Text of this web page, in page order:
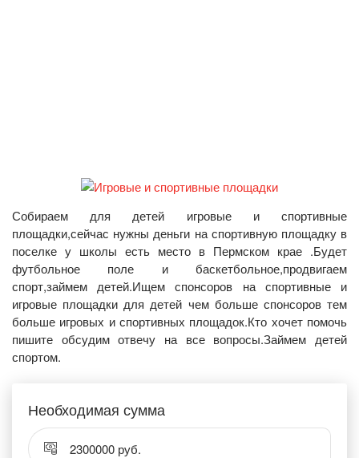
Собираем для детей игровые и спортивные
площадки,сейчас нужны деньги на спортивную площадку в
поселке у школы есть место в Пермском крае .Будет
футбольное поле и баскетбольное,продвигаем
спорт,займем детей.Ищем спонсоров на спортивные и
игровые площадки для детей чем больше спонсоров тем
больше игровых и спортивных площадок.Кто хочет помочь
пишите обсудим отвечу на все вопросы.Займем детей
спортом.
Необходимая сумма
2300000 руб.